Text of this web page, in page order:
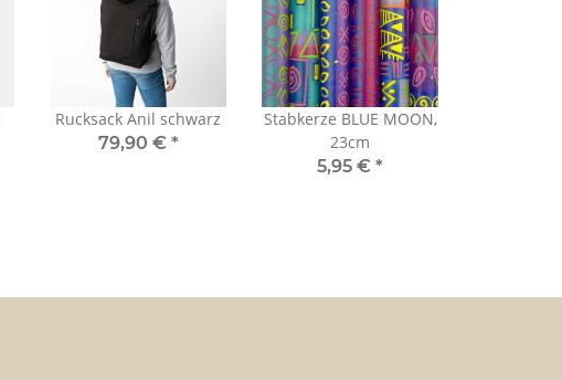
Rucksack Anil schwarz
79,90 € *
Stabkerze BLUE MOON,
23cm
5,95 € *